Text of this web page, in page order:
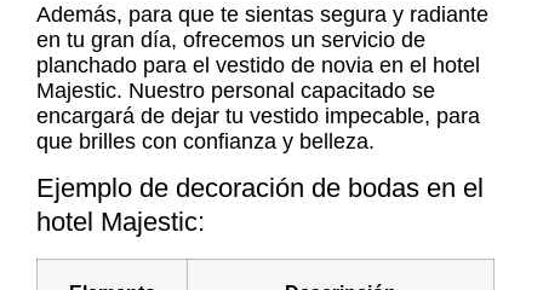
Además, para que te sientas segura y radiante
en tu gran día, ofrecemos un servicio de
planchado para el vestido de novia en el hotel
Majestic. Nuestro personal capacitado se
encargará de dejar tu vestido impecable, para
que brilles con confianza y belleza.
Ejemplo de decoración de bodas en el
hotel Majestic: